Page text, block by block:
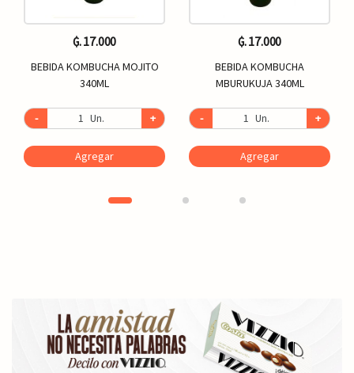
₲. 17.000
BEBIDA KOMBUCHA MOJITO
340ML
- Un. +
Agregar
₲. 17.000
BEBIDA KOMBUCHA
MBURUKUJA 340ML
- Un. +
Agregar